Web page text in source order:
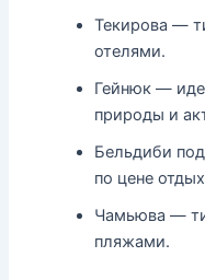
Текирова —
отелями.
Гейнюк —
природы и
Бельдиби
по цене
Чамьюва —
пляжами.